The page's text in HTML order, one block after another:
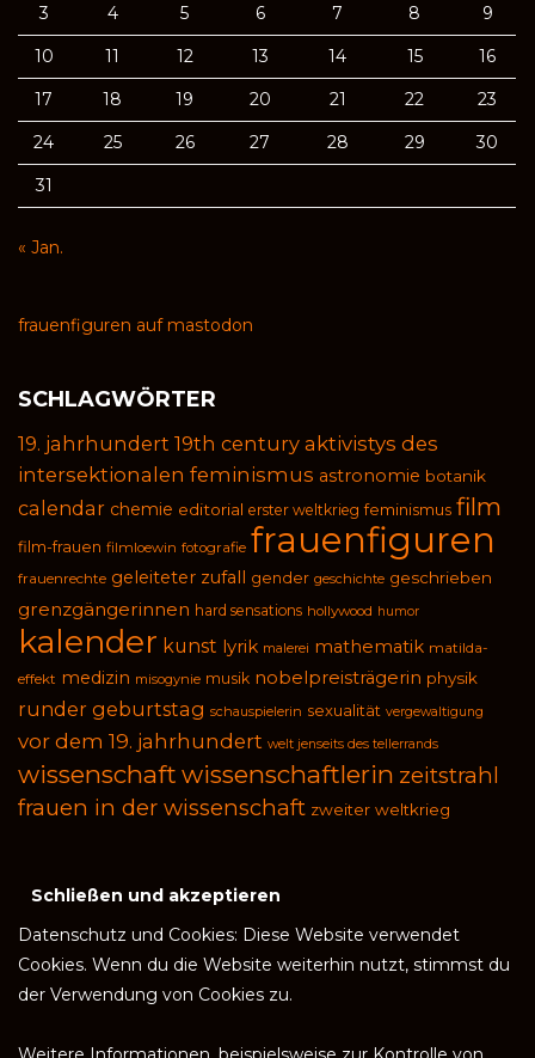
3
4 5 6 7 8
9
10
11 12 13 14 15
16
17
18 19 20 21 22
23
24
25 26 27 28 29
30
31
« Jan.
frauenfiguren auf mastodon
SCHLAGWÖRTER
19. jahrhundert 19th century aktivistys des
intersektionalen feminismus astronomie botanik
calendar chemie editorial erster weltkrieg feminismus film
film-frauen filmloewin fotografie frauenfiguren
frauenrechte geleiteter zufall gender geschichte geschrieben
grenzgängerinnen hard sensations hollywood humor
kalender kunst lyrik malerei mathematik matilda-
effekt medizin misogynie musik nobelpreisträgerin physik
runder geburtstag schauspielerin sexualität vergewaltigung
vor dem 19. jahrhundert welt jenseits des tellerrands
wissenschaft wissenschaftlerin zeitstrahl
frauen in der wissenschaft zweiter weltkrieg
Datenschutz und Cookies: Diese Website verwendet
Cookies. Wenn du die Website weiterhin nutzt, stimmst du
der Verwendung von Cookies zu.